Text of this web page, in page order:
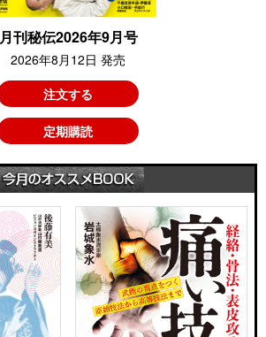
月刊秘伝2026年9月号
2026年8月12日 発売
注文する
定期購読